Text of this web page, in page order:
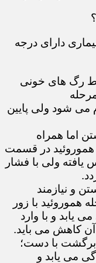
دارای درجه
فقط رگ های خونی
می شود ولی پایین
اما همراه
هموروئید در قسمت
یافته ولی با فشار
و نیازمند
هموروئید با زور
یابد و با وارد
آن کاهش می باید.
برگشت با دست؛
می یابد و